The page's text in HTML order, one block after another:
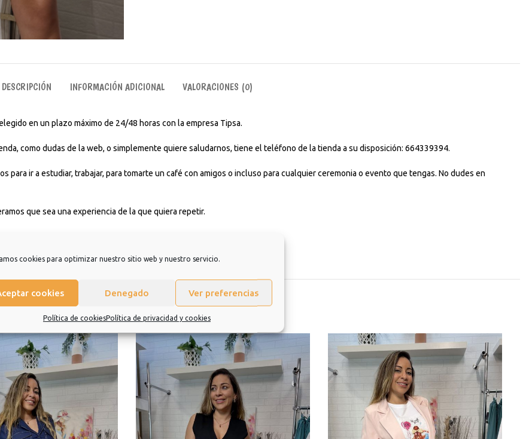
cookies para optimizar nuestro sitio web y nuestro servicio.
cookies Denegado Ver preferencias
Política de cookiesPolítica de privacidad y cookies
DESCRIPCIÓN INFORMACIÓN ADICIONAL VALORACIONES (0)
en un plazo máximo de 24/48 horas con la empresa Tipsa.
como dudas de la web, o simplemente quiere saludarnos, tiene el teléfono de la tienda a su disposición: 664339394.
ir a estudiar, trabajar, para tomarte un café con amigos o incluso para cualquier ceremonia o evento que tengas. No dudes en
que sea una experiencia de la que quiera repetir.